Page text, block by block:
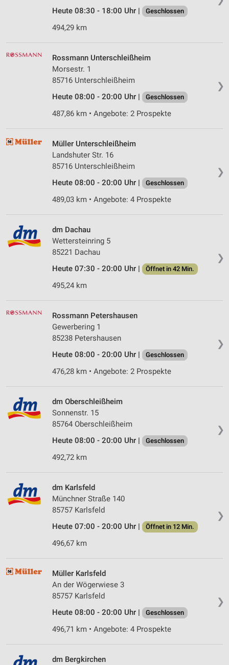
Heute 08:30 - 18:00 Uhr | Geschlossen
494,29 km
❯
Rossmann Unterschleißheim
Morsestr. 1
85716 Unterschleißheim
Heute 08:00 - 20:00 Uhr |
Geschlossen
487,86 km • Angebote: 2 Prospekte
❯
Müller Unterschleißheim
Landshuter Str. 16
85716 Unterschleißheim
Heute 08:00 - 20:00 Uhr |
Geschlossen
489,03 km • Angebote: 4 Prospekte
❯
dm Dachau
Wettersteinring 5
85221 Dachau
Heute 07:30 - 20:00 Uhr |
Öffnet in 42 Min.
495,24 km
❯
Rossmann Petershausen
Gewerbering 1
85238 Petershausen
Heute 08:00 - 20:00 Uhr |
Geschlossen
476,28 km • Angebote: 2 Prospekte
❯
dm Oberschleißheim
Sonnenstr. 15
85764 Oberschleißheim
Heute 08:00 - 20:00 Uhr |
Geschlossen
492,72 km
❯
dm Karlsfeld
Münchner Straße 140
85757 Karlsfeld
Heute 07:00 - 20:00 Uhr |
Öffnet in 12 Min.
496,67 km
❯
Müller Karlsfeld
An der Wögerwiese 3
85757 Karlsfeld
Heute 08:00 - 20:00 Uhr |
Geschlossen
496,71 km • Angebote: 4 Prospekte
dm Bergkirchen